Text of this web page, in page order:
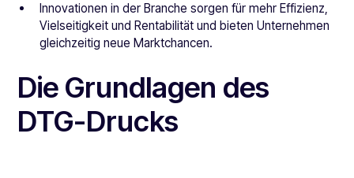
Innovationen in der Branche sorgen für mehr Effizienz,
Vielseitigkeit und Rentabilität und bieten Unternehmen
gleichzeitig neue Marktchancen.
Die Grundlagen des
DTG-Drucks